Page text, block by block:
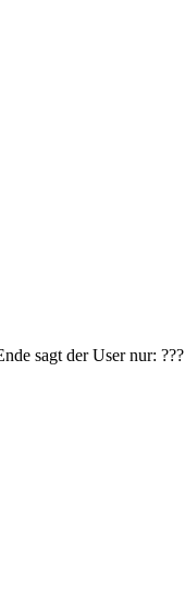
sagt der User nur: ???